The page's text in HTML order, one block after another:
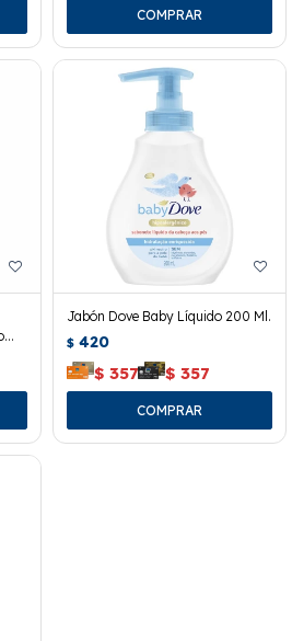
Jabón Dove Baby Líquido 200 Ml.
$ 420
$ 357 $ 357